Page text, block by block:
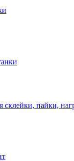
склейки, пайки,